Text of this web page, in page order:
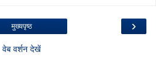
›
मुख्यपृष्ठ
वेब वर्शन देखें